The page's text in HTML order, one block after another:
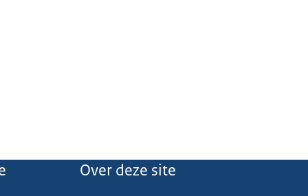
Over deze site